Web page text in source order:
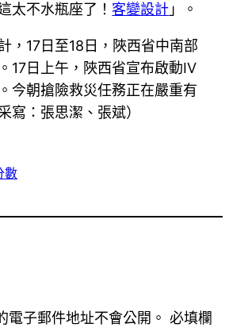
太不水瓶座了！客變設計 」。
，17日至18日，陜西省中南部
17日上午，陜西省宣布啟動IV
今朝搶險救災任務正在嚴重有
寫：張思潔、張斌）
數
電子郵件地址不會公開。 必填欄